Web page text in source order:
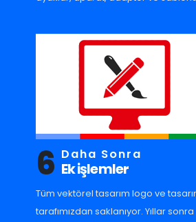
6 Daha Sonra
Ek işlemler
Tüm vektörel tasarım logo ve
tarafımızdan saklanıyor. Yıllar